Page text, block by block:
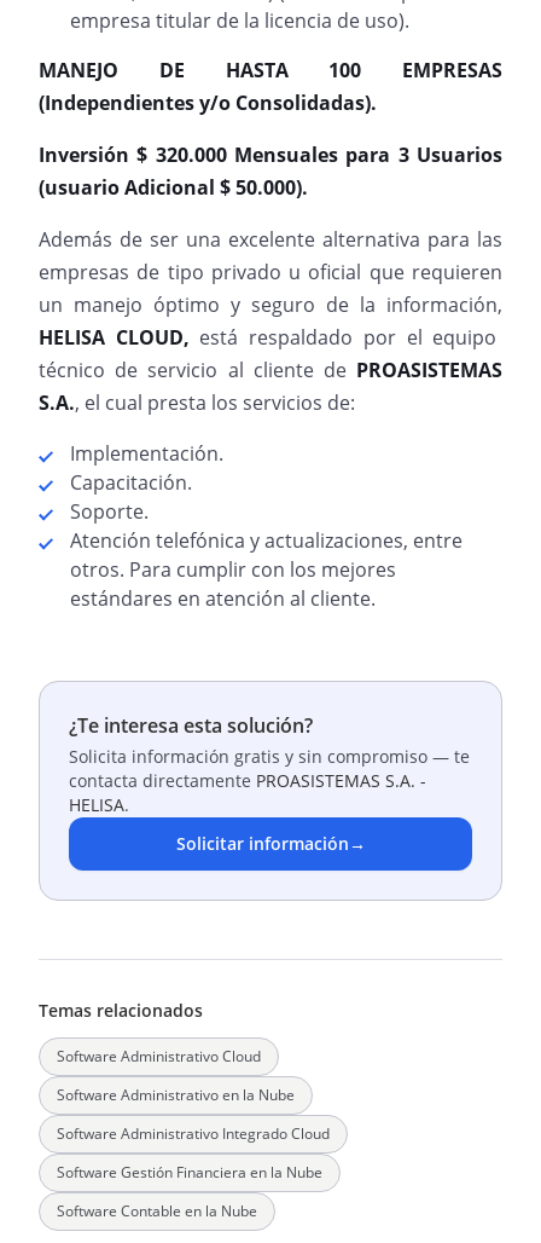
empresa titular de la licencia de uso).
MANEJO DE HASTA 100 EMPRESAS
(Independientes y/o Consolidadas).
Inversión $ 320.000 Mensuales para 3 Usuarios
(usuario Adicional $ 50.000).
Además de ser una excelente alternativa para las
empresas de tipo privado u oficial que requieren
un manejo óptimo y seguro de la información,
HELISA CLOUD, está respaldado por el equipo
técnico de servicio al cliente de PROASISTEMAS
S.A., el cual presta los servicios de:
Implementación.
Capacitación.
Soporte.
Atención telefónica y actualizaciones, entre
otros. Para cumplir con los mejores
estándares en atención al cliente.
¿Te interesa esta solución?
Solicita información gratis y sin compromiso — te
contacta directamente PROASISTEMAS S.A. -
HELISA.
Solicitar información→
Temas relacionados
Software Administrativo Cloud
Software Administrativo en la Nube
Software Administrativo Integrado Cloud
Software Gestión Financiera en la Nube
Software Contable en la Nube